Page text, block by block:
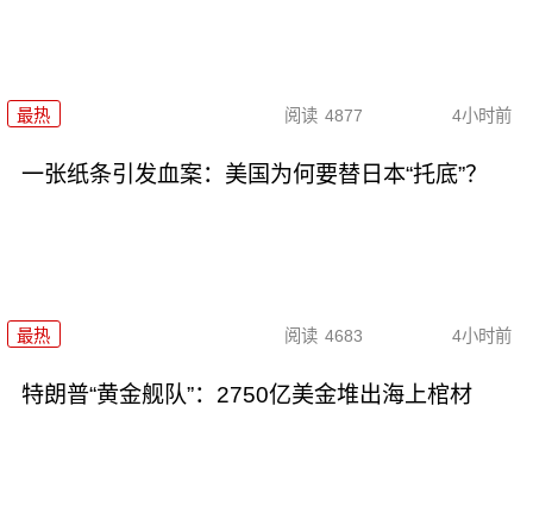
最热 阅读 4877 4小时前
一张纸条引发血案：美国为何要替日本“托底”？
最热 阅读 4683 4小时前
特朗普“黄金舰队”：2750亿美金堆出海上棺材